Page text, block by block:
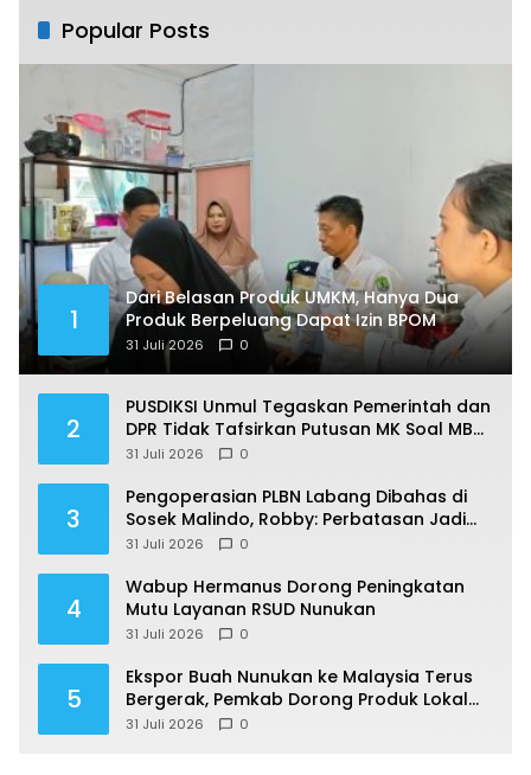
Popular Posts
1
Dari Belasan Produk UMKM, Hanya Dua
Produk Berpeluang Dapat Izin BPOM
31 Juli 2026 0
2
PUSDIKSI Unmul Tegaskan Pemerintah dan
DPR Tidak Tafsirkan Putusan MK Soal MBG
Sesuka Hati
31 Juli 2026 0
3
Pengoperasian PLBN Labang Dibahas di
Sosek Malindo, Robby: Perbatasan Jadi
Motor Ekonomi
31 Juli 2026 0
4
Wabup Hermanus Dorong Peningkatan
Mutu Layanan RSUD Nunukan
31 Juli 2026 0
5
Ekspor Buah Nunukan ke Malaysia Terus
Bergerak, Pemkab Dorong Produk Lokal
Naik Kelas
31 Juli 2026 0